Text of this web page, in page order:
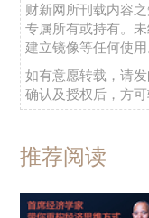
财新网所刊载内容
专属所有或持有。
建立镜像等任何使用
如有意愿转载，请
确认及授权后，方可
推荐阅读